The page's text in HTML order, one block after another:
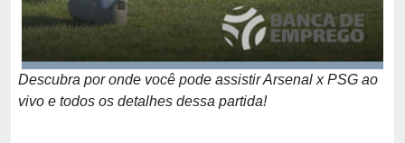
Descubra por onde você pode assistir Arsenal x PSG ao
vivo e todos os detalhes dessa partida!